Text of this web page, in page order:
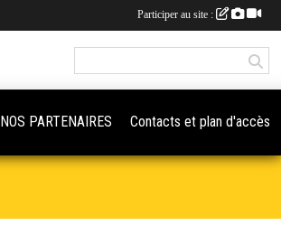
NOS PARTENAIRES Contacts et plan d'accès
Participer au site :